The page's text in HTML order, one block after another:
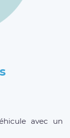
avec un